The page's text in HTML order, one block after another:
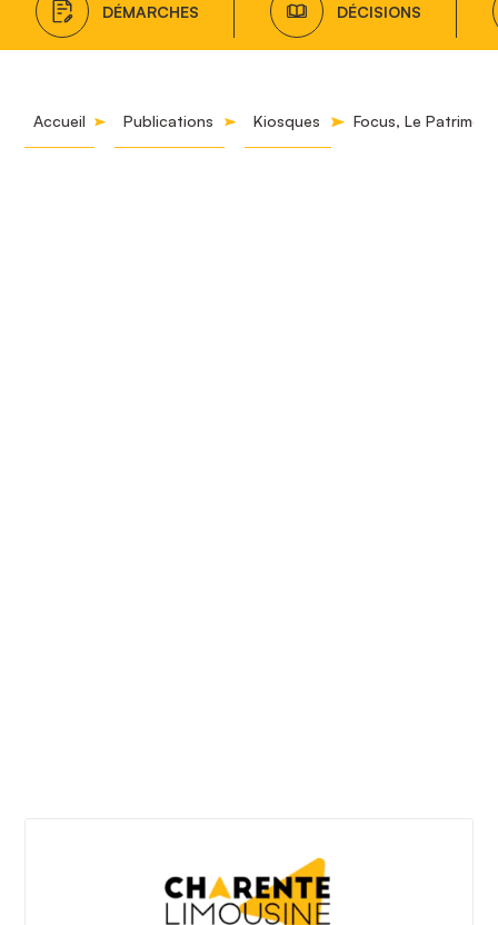
DÉMARCHES DÉCISIONS
Accueil Publications Kiosques Focus, Le